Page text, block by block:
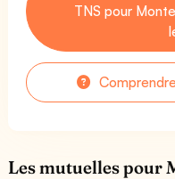
TNS pour
Les mutuelles pour